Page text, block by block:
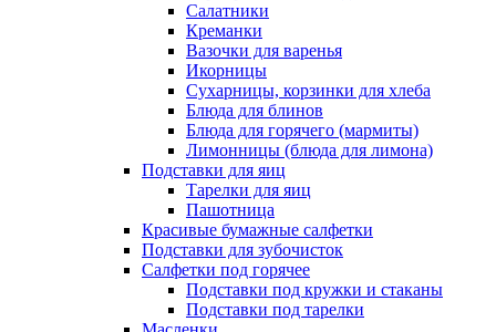
Салатники
Креманки
Вазочки для варенья
Икорницы
Сухарницы, корзинки для хлеба
Блюда для блинов
Блюда для горячего (мармиты)
Лимонницы (блюда для лимона)
Подставки для яиц
Тарелки для яиц
Пашотница
Красивые бумажные салфетки
Подставки для зубочисток
Салфетки под горячее
Подставки под кружки и стаканы
Подставки под тарелки